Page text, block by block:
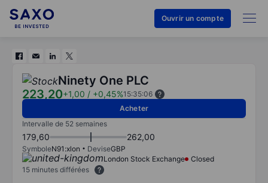
Ouvrir un compte
Ninety One PLC
223,20+1,00 / +0,45%15:35:06
Acheter
Intervalle de 52 semaines
179,60 262,00
SymboleN91:xlon DeviseGBP
London Stock Exchange
Closed
15 minutes différées